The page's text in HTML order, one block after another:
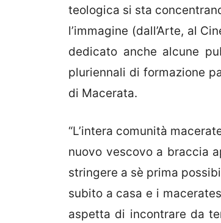
teologica si sta
l’immagine (dall’Arte, al
dedicato anche alcune
pluriennali di formazione
di Macerata.
“L’intera comunità
nuovo vescovo a braccia
stringere a sè prima
subito a casa e i
aspetta di incontrare da